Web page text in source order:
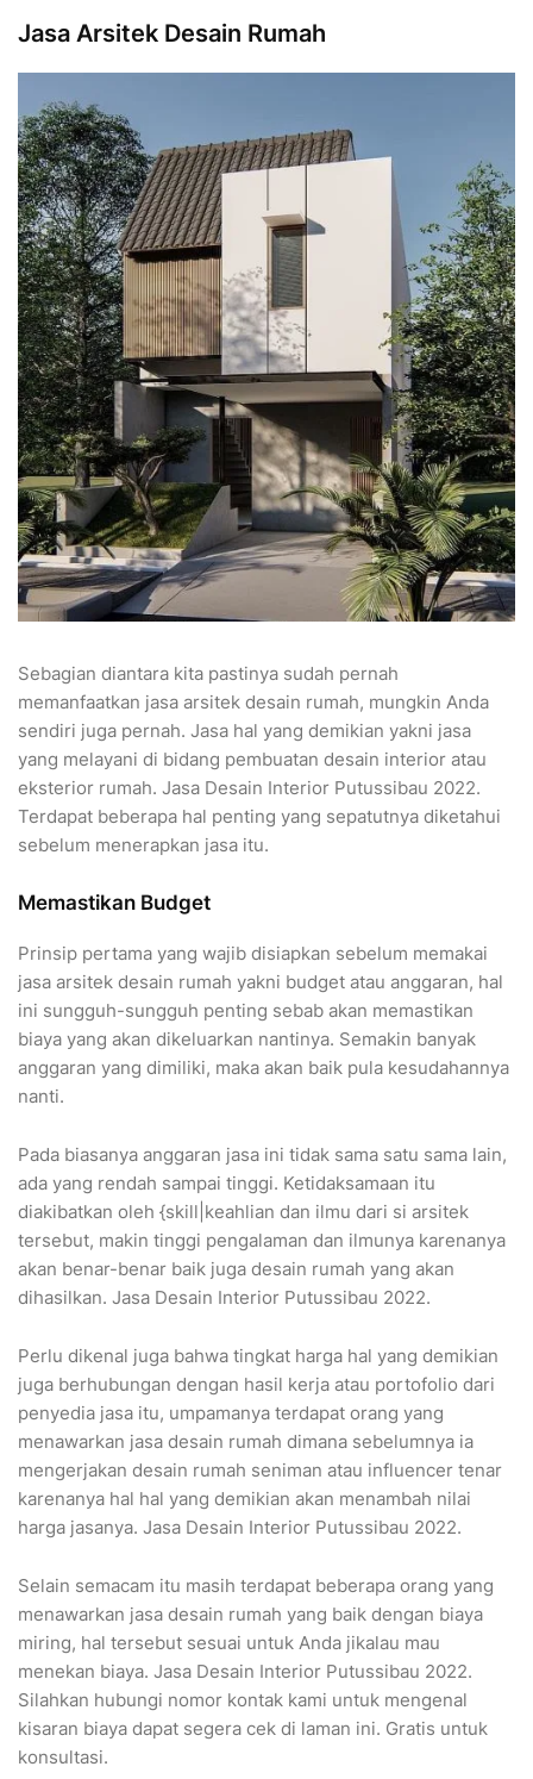
Jasa Arsitek Desain Rumah
Sebagian diantara kita pastinya sudah pernah
memanfaatkan jasa arsitek desain rumah, mungkin Anda
sendiri juga pernah. Jasa hal yang demikian yakni jasa
yang melayani di bidang pembuatan desain interior atau
eksterior rumah. Jasa Desain Interior Putussibau 2022.
Terdapat beberapa hal penting yang sepatutnya diketahui
sebelum menerapkan jasa itu.
Memastikan Budget
Prinsip pertama yang wajib disiapkan sebelum memakai
jasa arsitek desain rumah yakni budget atau anggaran, hal
ini sungguh-sungguh penting sebab akan memastikan
biaya yang akan dikeluarkan nantinya. Semakin banyak
anggaran yang dimiliki, maka akan baik pula kesudahannya
nanti.
Pada biasanya anggaran jasa ini tidak sama satu sama lain,
ada yang rendah sampai tinggi. Ketidaksamaan itu
diakibatkan oleh {skill|keahlian dan ilmu dari si arsitek
tersebut, makin tinggi pengalaman dan ilmunya karenanya
akan benar-benar baik juga desain rumah yang akan
dihasilkan. Jasa Desain Interior Putussibau 2022.
Perlu dikenal juga bahwa tingkat harga hal yang demikian
juga berhubungan dengan hasil kerja atau portofolio dari
penyedia jasa itu, umpamanya terdapat orang yang
menawarkan jasa desain rumah dimana sebelumnya ia
mengerjakan desain rumah seniman atau influencer tenar
karenanya hal hal yang demikian akan menambah nilai
harga jasanya. Jasa Desain Interior Putussibau 2022.
Selain semacam itu masih terdapat beberapa orang yang
menawarkan jasa desain rumah yang baik dengan biaya
miring, hal tersebut sesuai untuk Anda jikalau mau
menekan biaya. Jasa Desain Interior Putussibau 2022.
Silahkan hubungi nomor kontak kami untuk mengenal
kisaran biaya dapat segera cek di laman ini. Gratis untuk
konsultasi.